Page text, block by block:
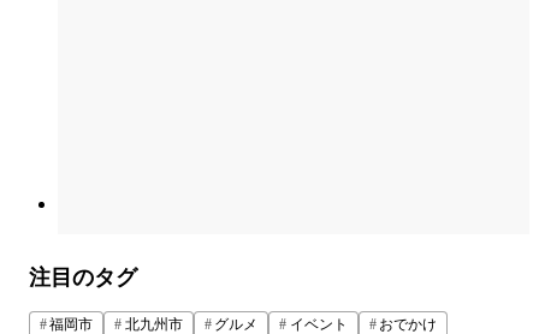
注目のタグ
福岡市 北九州市 グルメ イベント
おでかけ